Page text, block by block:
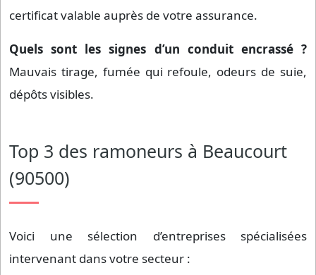
certificat valable auprès de votre assurance.
Quels sont les signes d’un conduit encrassé ?
Mauvais tirage, fumée qui refoule, odeurs de suie,
dépôts visibles.
Top 3 des ramoneurs à Beaucourt
(90500)
Voici une sélection d’entreprises spécialisées
intervenant dans votre secteur :